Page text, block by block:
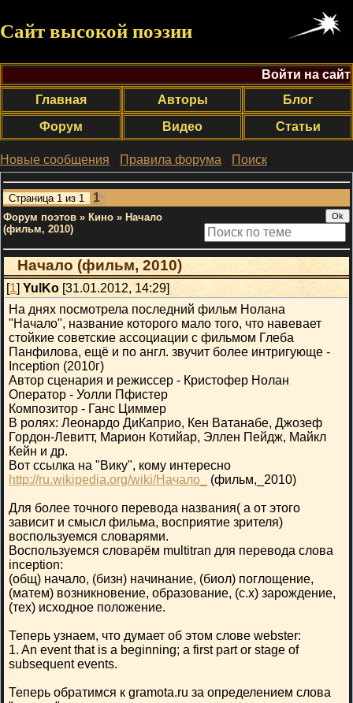
Сайт высокой поэзии
Войти на сайт
Главная
Авторы
Блог
Форум
Видео Статьи
Новые сообщения · Правила форума · Поиск;
Страница 1 из 1 1
Форум поэтов » Кино » Начало
(фильм, 2010)
Начало (фильм, 2010)
[1] YulKo [31.01.2012, 14:29]
На днях посмотрела последний фильм Нолана
"Начало", название которого мало того, что навевает
стойкие советские ассоциации с фильмом Глеба
Панфилова, ещё и по англ. звучит более интригующе -
Inception (2010г)
Автор сценария и режиссер - Кристофер Нолан
Оператор - Уолли Пфистер
Композитор - Ганс Циммер
В ролях: Леонардо ДиКаприо, Кен Ватанабе, Джозеф
Гордон-Левитт, Марион Котийар, Эллен Пейдж, Майкл
Кейн и др.
Вот ссылка на "Вику", кому интересно
http://ru.wikipedia.org/wiki/Начало_
(фильм,_2010)
Для более точного перевода названия( а от этого
зависит и смысл фильма, восприятие зрителя)
воспользуемся словарями.
Воспользуемся словарём multitran для перевода слова
inception:
(общ) начало, (бизн) начинание, (биол) поглощение,
(матем) возникновение, образование, (с.х) зарождение,
(тех) исходное положение.
Теперь узнаем, что думает об этом слове webster:
1. An event that is a beginning; a first part or stage of
subsequent events.
Теперь обратимся к gramota.ru за определением слова